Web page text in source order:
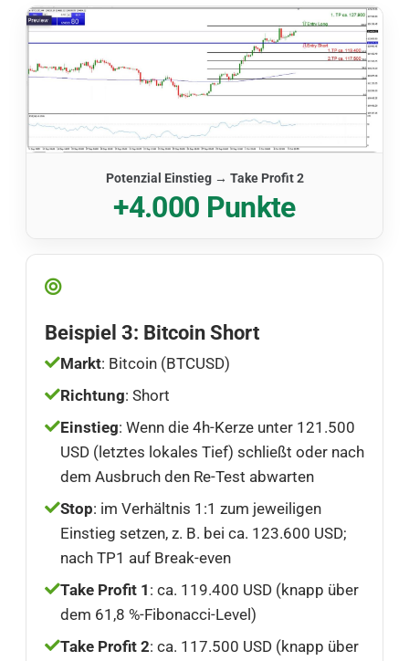
Potenzial Einstieg → Take Profit 2
+4.000 Punkte
Beispiel 3: Bitcoin Short
Markt: Bitcoin (BTCUSD)
Richtung: Short
Einstieg: Wenn die 4h-Kerze unter 121.500
USD (letztes lokales Tief) schließt oder nach
dem Ausbruch den Re-Test abwarten
Stop: im Verhältnis 1:1 zum jeweiligen
Einstieg setzen, z. B. bei ca. 123.600 USD;
nach TP1 auf Break-even
Take Profit 1 : ca. 119.400 USD (knapp über
dem 61,8 %-Fibonacci-Level)
Take Profit 2: ca. 117.500 USD (knapp über